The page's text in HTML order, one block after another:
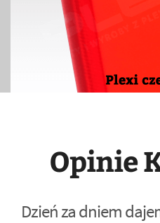
Opinie
Dzień za dniem